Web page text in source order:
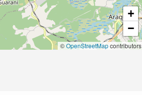
+
−
©OpenStreetMapcontributors